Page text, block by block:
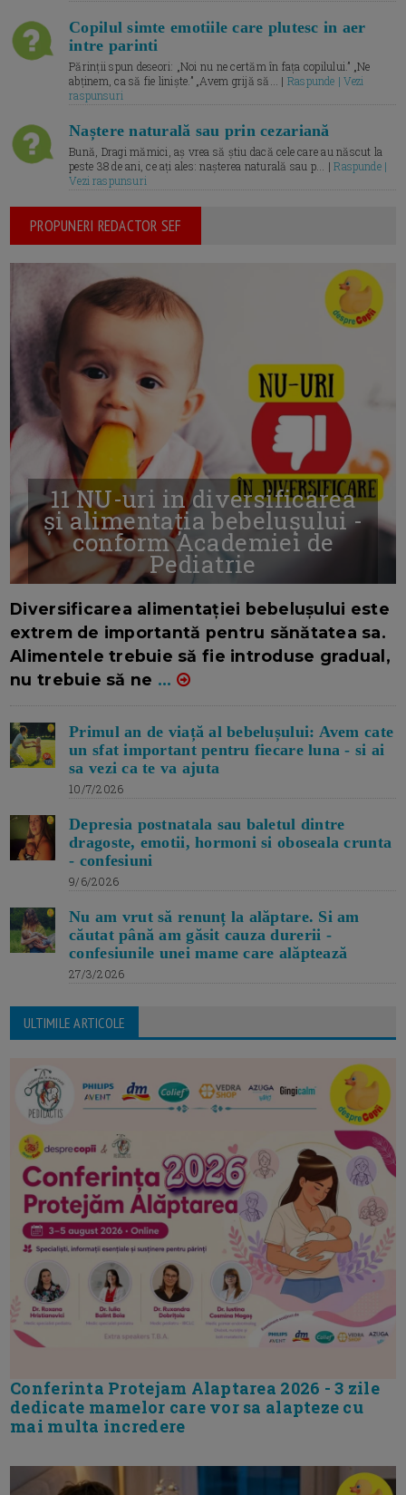
Copilul simte emotiile care plutesc in aer
intre parinti
Părinții spun deseori: „Noi nu ne certăm în fața copilului.” „Ne
abținem, ca să fie liniște.” „Avem grijă să... | Raspunde | Vezi
raspunsuri
Naștere naturală sau prin cezariană
Bună, Dragi mămici, aș vrea să știu dacă cele care au născut la
peste 38 de ani, ce ați ales: nașterea naturală sau p... |Raspunde |
Vezi raspunsuri
PROPUNERI REDACTOR SEF
11 NU-uri in diversificarea
și alimentația bebelușului -
conform Academiei de
Pediatrie
Diversificarea alimentației bebelușului este
extrem de importantă pentru sănătatea sa.
Alimentele trebuie să fie introduse gradual,
nu trebuie să ne ...
Primul an de viață al bebelușului: Avem cate
un sfat important pentru fiecare luna - si ai
sa vezi ca te va ajuta
10/7/2026
Depresia postnatala sau baletul dintre
dragoste, emotii, hormoni si oboseala crunta
- confesiuni
9/6/2026
Nu am vrut să renunț la alăptare. Si am
căutat până am găsit cauza durerii -
confesiunile unei mame care alăptează
27/3/2026
ULTIMILE ARTICOLE
Conferinta Protejam Alaptarea 2026 - 3 zile
dedicate mamelor care vor sa alapteze cu
mai multa incredere